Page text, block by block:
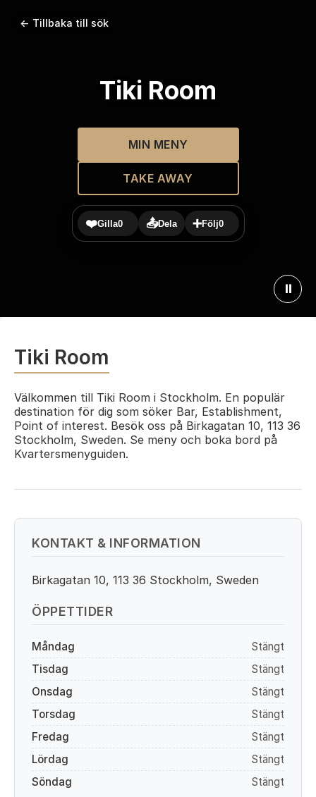
← Tillbaka till sök
Tiki Room
MIN MENY
TAKE AWAY
❤️Gilla0 📤Dela ➕Följ0
⏸
Tiki Room
Välkommen till Tiki Room i Stockholm. En populär
destination för dig som söker Bar, Establishment,
Point of interest. Besök oss på Birkagatan 10, 113 36
Stockholm, Sweden. Se meny och boka bord på
Kvartersmenyguiden.
KONTAKT & INFORMATION
Birkagatan 10, 113 36 Stockholm, Sweden
ÖPPETTIDER
Måndag
Stängt
Tisdag
Stängt
Onsdag
Stängt
Torsdag
Stängt
Fredag
Stängt
Lördag
Stängt
Söndag
Stängt